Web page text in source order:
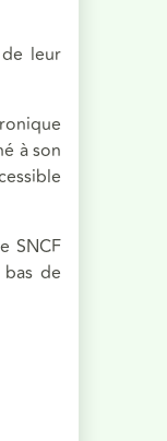
leur
à son
SNCF
de